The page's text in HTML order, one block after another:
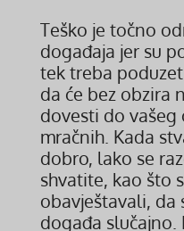
Teško je točno
događaja jer su
tek treba
da će bez obzira
dovesti do vašeg
mračnih. Kada
dobro, lako se
shvatite, kao što
obavještavali, da
događa slučajno.